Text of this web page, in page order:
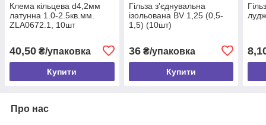
Клема кільцева d4,2мм
латунна 1.0-2.5кв.мм.
ZLA0672.1, 10шт
40,50 ₴/упаковка
Купити
Гільза з'єднувальна
ізольована BV 1,25 (0,5-
1,5) (10шт)
36₴/упаковка
Купити
Про нас